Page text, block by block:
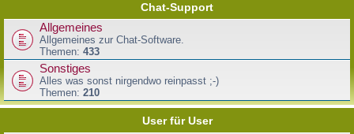
Chat-Support
Allgemeines
Allgemeines zur Chat-Software.
Themen: 433
Sonstiges
Alles was sonst nirgendwo reinpasst ;-)
Themen: 210
User für User